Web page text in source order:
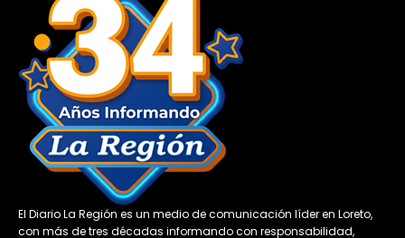
El Diario La Región es un medio de comunicación líder en Loreto,
con más de tres décadas informando con responsabilidad,